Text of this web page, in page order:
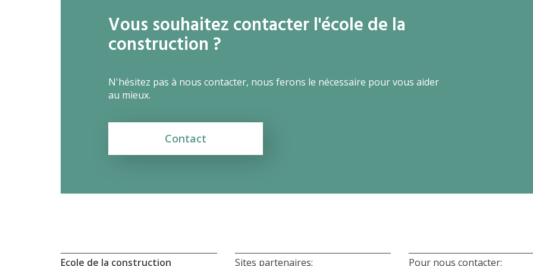
Vous souhaitez contacter l'école de la
construction ?
N'hésitez pas à nous contacter, nous ferons le nécessaire pour vous aider
au mieux.
Contact
Ecole de la construction Sites partenaires: Pour nous contacter: